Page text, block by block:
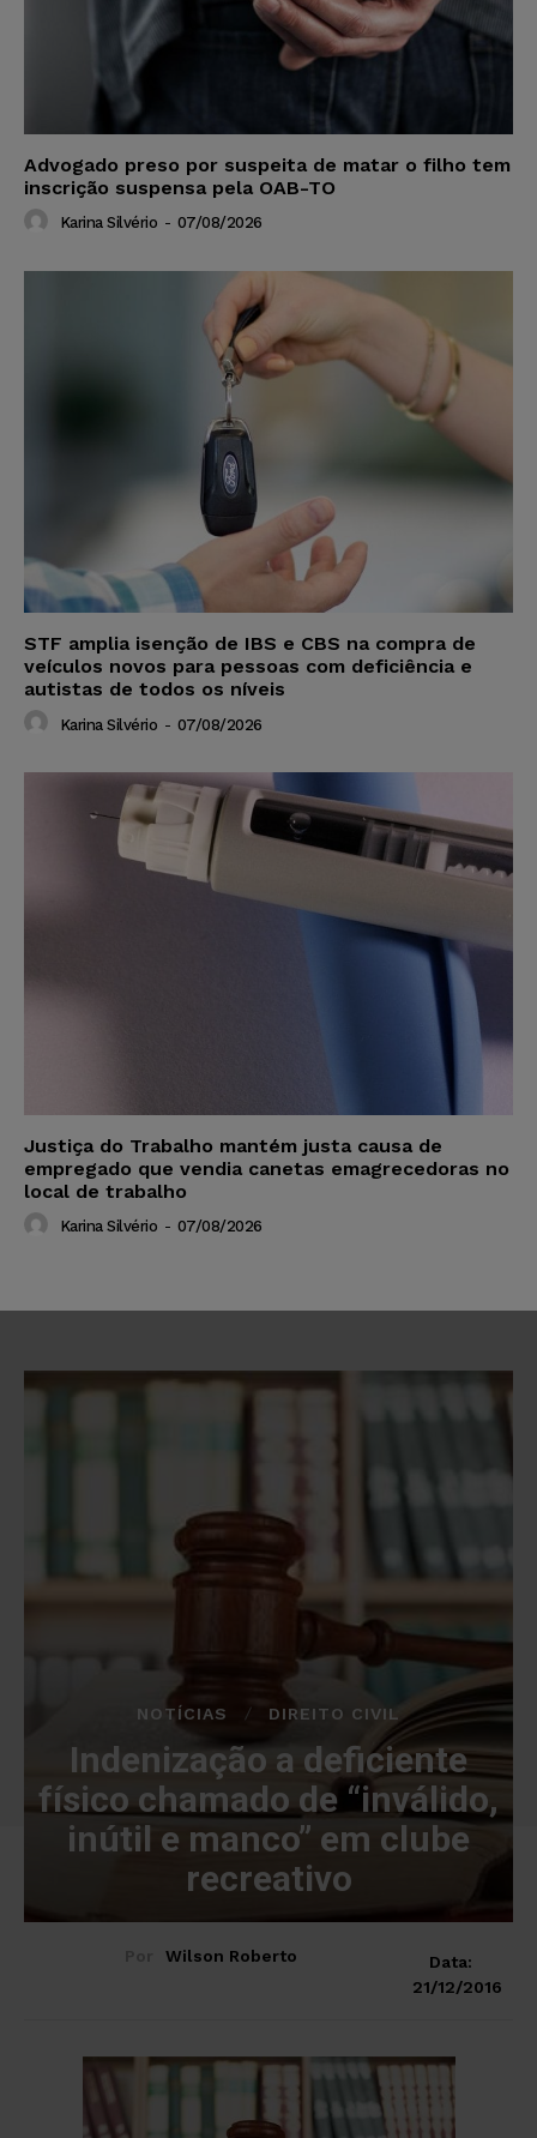
Advogado preso por suspeita de matar o filho tem
inscrição suspensa pela OAB-TO
Karina Silvério - 07/08/2026
STF amplia isenção de IBS e CBS na compra de
veículos novos para pessoas com deficiência e
autistas de todos os níveis
Karina Silvério - 07/08/2026
Justiça do Trabalho mantém justa causa de
empregado que vendia canetas emagrecedoras no
local de trabalho
Karina Silvério - 07/08/2026